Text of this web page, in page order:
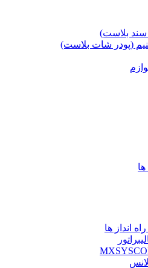
بلاست)
(پودر شات بلاست)
انداز ها